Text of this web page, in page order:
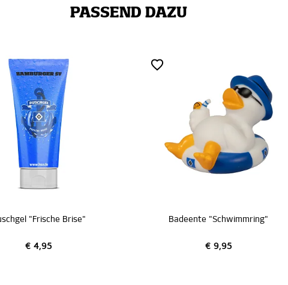
PASSEND DAZU
Badeente "Schwimmring"